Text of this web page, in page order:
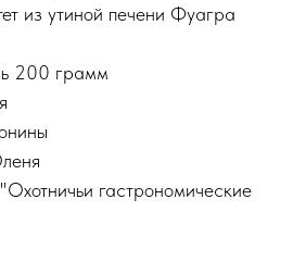
из утиной печени Фуагра
200 грамм
гастрономические